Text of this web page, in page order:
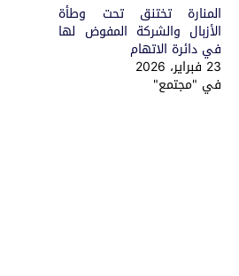
المنارة تختنق تحت وطأة
الأزبال والشركة المفوض لها
في دائرة الاتهام
23 فبراير، 2026
في "مجتمع"